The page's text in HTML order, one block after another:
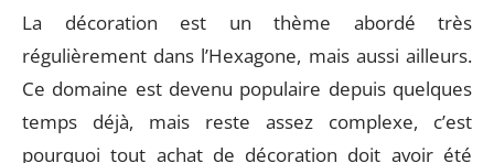
La décoration est un thème abordé très
régulièrement dans l’Hexagone, mais aussi ailleurs.
Ce domaine est devenu populaire depuis quelques
temps déjà, mais reste assez complexe, c’est
pourquoi tout achat de décoration doit avoir été